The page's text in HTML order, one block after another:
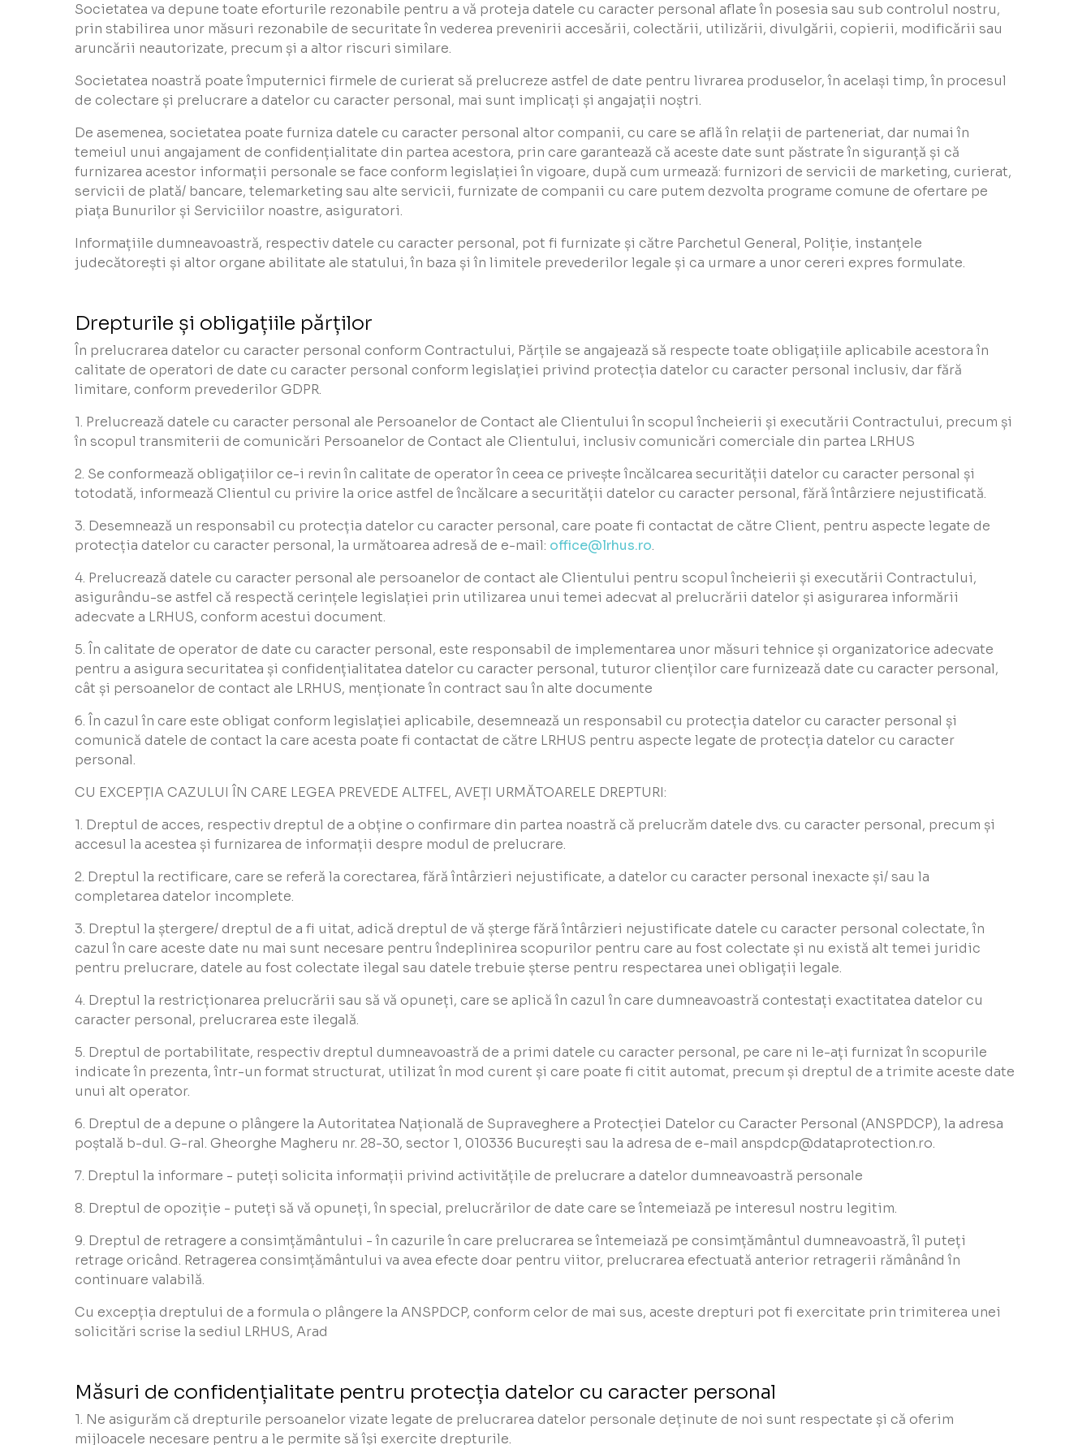
Societatea va depune toate eforturile rezonabile pentru a vă proteja datele cu caracter personal aflate în posesia sau sub controlul nostru,
prin stabilirea unor măsuri rezonabile de securitate în vederea prevenirii accesării, colectării, utilizării, divulgării, copierii, modificării sau
aruncării neautorizate, precum și a altor riscuri similare.
Societatea noastră poate împuternici firmele de curierat să prelucreze astfel de date pentru livrarea produselor, în același timp, în procesul
de colectare și prelucrare a datelor cu caracter personal, mai sunt implicați și angajații noștri.
De asemenea, societatea poate furniza datele cu caracter personal altor companii, cu care se află în relații de parteneriat, dar numai în
temeiul unui angajament de confidențialitate din partea acestora, prin care garantează că aceste date sunt păstrate în siguranță și că
furnizarea acestor informații personale se face conform legislației în vigoare, după cum urmează: furnizori de servicii de marketing, curierat,
servicii de plată/ bancare, telemarketing sau alte servicii, furnizate de companii cu care putem dezvolta programe comune de ofertare pe
piața Bunurilor și Serviciilor noastre, asiguratori.
Informațiile dumneavoastră, respectiv datele cu caracter personal, pot fi furnizate și către Parchetul General, Poliție, instanțele
judecătorești și altor organe abilitate ale statului, în baza și în limitele prevederilor legale și ca urmare a unor cereri expres formulate.
Drepturile și obligațiile părților
În prelucrarea datelor cu caracter personal conform Contractului, Părțile se angajează să respecte toate obligațiile aplicabile acestora în
calitate de operatori de date cu caracter personal conform legislației privind protecția datelor cu caracter personal inclusiv, dar fără
limitare, conform prevederilor GDPR.
1. Prelucrează datele cu caracter personal ale Persoanelor de Contact ale Clientului în scopul încheierii și executării Contractului, precum și
în scopul transmiterii de comunicări Persoanelor de Contact ale Clientului, inclusiv comunicări comerciale din partea LRHUS
2. Se conformează obligațiilor ce-i revin în calitate de operator în ceea ce privește încălcarea securității datelor cu caracter personal și
totodată, informează Clientul cu privire la orice astfel de încălcare a securității datelor cu caracter personal, fără întârziere nejustificată.
3. Desemnează un responsabil cu protecția datelor cu caracter personal, care poate fi contactat de către Client, pentru aspecte legate de
protecția datelor cu caracter personal, la următoarea adresă de e-mail: office@lrhus.ro.
4. Prelucrează datele cu caracter personal ale persoanelor de contact ale Clientului pentru scopul încheierii și executării Contractului,
asigurându-se astfel că respectă cerințele legislației prin utilizarea unui temei adecvat al prelucrării datelor și asigurarea informării
adecvate a LRHUS, conform acestui document.
5. În calitate de operator de date cu caracter personal, este responsabil de implementarea unor măsuri tehnice și organizatorice adecvate
pentru a asigura securitatea și confidențialitatea datelor cu caracter personal, tuturor clienților care furnizează date cu caracter personal,
cât și persoanelor de contact ale LRHUS, menționate în contract sau în alte documente
6. În cazul în care este obligat conform legislației aplicabile, desemnează un responsabil cu protecția datelor cu caracter personal și
comunică datele de contact la care acesta poate fi contactat de către LRHUS pentru aspecte legate de protecția datelor cu caracter
personal.
CU EXCEPȚIA CAZULUI ÎN CARE LEGEA PREVEDE ALTFEL, AVEȚI URMĂTOARELE DREPTURI:
1. Dreptul de acces, respectiv dreptul de a obține o confirmare din partea noastră că prelucrăm datele dvs. cu caracter personal, precum și
accesul la acestea și furnizarea de informații despre modul de prelucrare.
2. Dreptul la rectificare, care se referă la corectarea, fără întârzieri nejustificate, a datelor cu caracter personal inexacte și/ sau la
completarea datelor incomplete.
3. Dreptul la ștergere/ dreptul de a fi uitat, adică dreptul de vă șterge fără întârzieri nejustificate datele cu caracter personal colectate, în
cazul în care aceste date nu mai sunt necesare pentru îndeplinirea scopurilor pentru care au fost colectate și nu există alt temei juridic
pentru prelucrare, datele au fost colectate ilegal sau datele trebuie șterse pentru respectarea unei obligații legale.
4. Dreptul la restricționarea prelucrării sau să vă opuneți, care se aplică în cazul în care dumneavoastră contestați exactitatea datelor cu
caracter personal, prelucrarea este ilegală.
5. Dreptul de portabilitate, respectiv dreptul dumneavoastră de a primi datele cu caracter personal, pe care ni le-ați furnizat în scopurile
indicate în prezenta, într-un format structurat, utilizat în mod curent și care poate fi citit automat, precum și dreptul de a trimite aceste date
unui alt operator.
6. Dreptul de a depune o plângere la Autoritatea Națională de Supraveghere a Protecției Datelor cu Caracter Personal (ANSPDCP), la adresa
poștală b-dul. G-ral. Gheorghe Magheru nr. 28-30, sector 1, 010336 București sau la adresa de e-mail anspdcp@dataprotection.ro.
7. Dreptul la informare - puteți solicita informații privind activitățile de prelucrare a datelor dumneavoastră personale
8. Dreptul de opoziție - puteți să vă opuneți, în special, prelucrărilor de date care se întemeiază pe interesul nostru legitim.
9. Dreptul de retragere a consimțământului - în cazurile în care prelucrarea se întemeiază pe consimțământul dumneavoastră, îl puteți
retrage oricând. Retragerea consimțământului va avea efecte doar pentru viitor, prelucrarea efectuată anterior retragerii rămânând în
continuare valabilă.
Cu excepția dreptului de a formula o plângere la ANSPDCP, conform celor de mai sus, aceste drepturi pot fi exercitate prin trimiterea unei
solicitări scrise la sediul LRHUS, Arad
Măsuri de confidențialitate pentru protecția datelor cu caracter personal
1. Ne asigurăm că drepturile persoanelor vizate legate de prelucrarea datelor personale deținute de noi sunt respectate și că oferim
mijloacele necesare pentru a le permite să își exercite drepturile.